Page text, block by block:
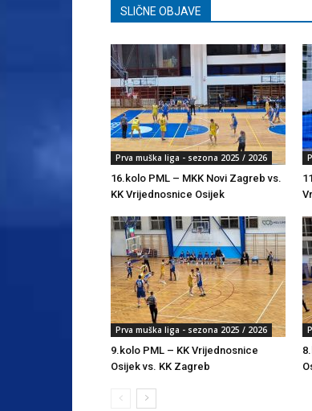
SLIČNE OBJAVE
Prva muška liga - sezona 2025 / 2026
16.kolo PML – MKK Novi Zagreb vs.
KK Vrijednosnice Osijek
Prva muška liga - sezona 2025 / 2026
9.kolo PML – KK Vrijednosnice
Osijek vs. KK Zagreb